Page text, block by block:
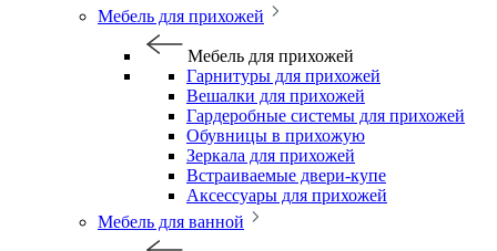
Мебель для прихожей
Мебель для прихожей
Гарнитуры для прихожей
Вешалки для прихожей
Гардеробные системы для прихожей
Обувницы в прихожую
Зеркала для прихожей
Встраиваемые двери-купе
Аксессуары для прихожей
Мебель для ванной